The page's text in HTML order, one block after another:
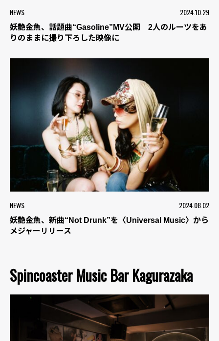
NEWS 2024.10.29
妖艶金魚、話題曲“Gasoline”MV公開 2人のルーツをあ
りのままに撮り下ろした映像に
NEWS 2024.08.02
妖艶金魚、新曲“Not Drunk”を〈Universal Music〉から
メジャーリリース
Spincoaster Music Bar Kagurazaka